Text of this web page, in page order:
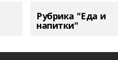
Рубрика "Еда и
напитки"